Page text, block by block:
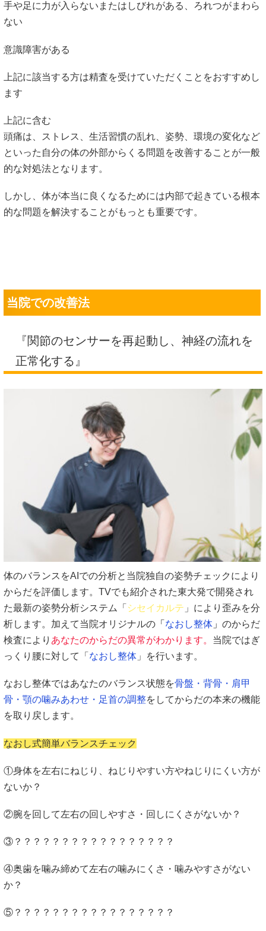
手や足に力が入らないまたはしびれがある、ろれつがまわら
ない
意識障害がある
上記に該当する方は精査を受けていただくことをおすすめし
ます
上記に含む
頭痛は、ストレス、生活習慣の乱れ、姿勢、環境の変化など
といった自分の体の外部からくる問題を改善することが一般
的な対処法となります。
しかし、体が本当に良くなるためには内部で起きている根本
的な問題を解決することがもっとも重要です。
当院での改善法
『関節のセンサーを再起動し、神経の流れを
正常化する』
体のバランスをAIでの分析と当院独自の姿勢チェックにより
からだを評価します。TVでも紹介された東大発で開発され
た最新の姿勢分析システム「 シセイカルテ 」により歪みを分
析します。加えて当院オリジナルの 「 なおし整体 」 のからだ
検査により あなたのからだの異常がわかります。 当院ではぎ
っくり腰に対して「 なおし整体 」を行います。
なおし整体ではあなたのバランス状態を骨盤・背骨・肩甲
骨・顎の噛みあわせ・足首の調整をしてからだの本来の機能
を取り戻します。
なおし式簡単バランスチェック
①身体を左右にねじり、ねじりやすい方やねじりにくい方が
ないか？
②腕を回して左右の回しやすさ・回しにくさがないか？
③？？？？？？？？？？？？？？？？？
④奥歯を噛み締めて左右の噛みにくさ・噛みやすさがない
か？
⑤？？？？？？？？？？？？？？？？？